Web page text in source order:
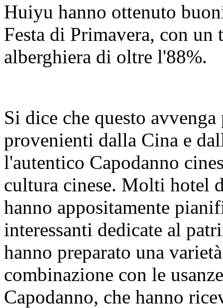
Huiyu hanno ottenuto
Festa di Primavera, con un
alberghiera di oltre l'88%.
Si dice che questo
provenienti dalla Cina e
l'autentico Capodanno
cultura cinese. Molti hotel
hanno appositamente
interessanti dedicate al
hanno preparato una
combinazione con le
Capodanno, che hanno